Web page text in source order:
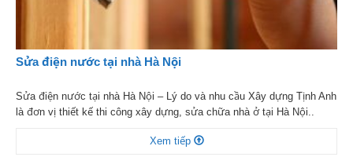
Sửa điện nước tại nhà Hà Nội
Sửa điện nước tại nhà Hà Nội – Lý do và nhu cầu Xây dựng Tịnh Anh
là đơn vị thiết kế thi công xây dựng, sửa chữa nhà ở tại Hà Nội..
cung cấp dịch vụ sửa chữa điện lạnh, […]
Xem tiếp